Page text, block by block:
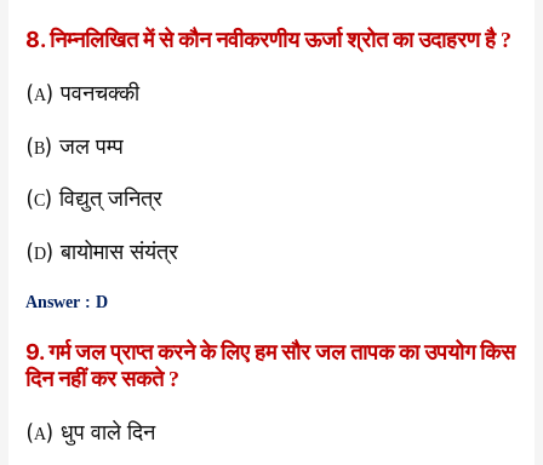
8. निम्नलिखित में से कौन नवीकरणीय ऊर्जा श्रोत का उदाहरण है ?
(A) पवनचक्की
(B) जल पम्प
(C) विद्युत् जनित्र
(D) बायोमास संयंत्र
Answer : D
9. गर्म जल प्राप्त करने के लिए हम सौर जल तापक का उपयोग किस
दिन नहीं कर सकते ?
(A) धुप वाले दिन